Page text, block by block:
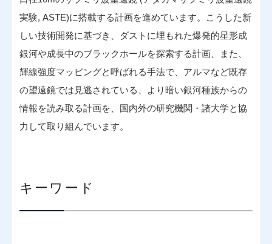
実験, ASTE)に搭載する計画を進めています。こうした新
しい技術開発に基づき、ダストに埋もれた爆発的星形成
銀河や成長中のブラックホールを探索する計画、また、
輝線強度マッピングと呼ばれる手法で、アルマなど既存
の望遠鏡では見逃されている、より暗い銀河種族からの
情報を読み取る計画を、国内外の研究機関・諸大学と協
力して取り組んでいます。
キーワード